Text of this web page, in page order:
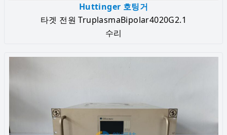
Huttinger 호팅거
타겟 전원 TruplasmaBipolar4020G2.1
수리